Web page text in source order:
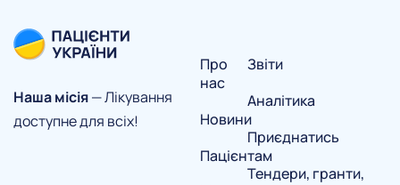
Наша місія— Лікування
доступне для всіх!
Про
нас
Новини
Пацієнтам
Звіти
Аналітика
Приєднатись
Тендери, гранти,